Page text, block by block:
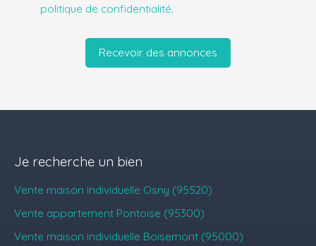
politique de confidentialité.
Recevoir des annonces
Je recherche un bien
Vente maison individuelle Osny (95520)
Vente appartement Pontoise (95300)
Vente maison individuelle Boisemont (95000)